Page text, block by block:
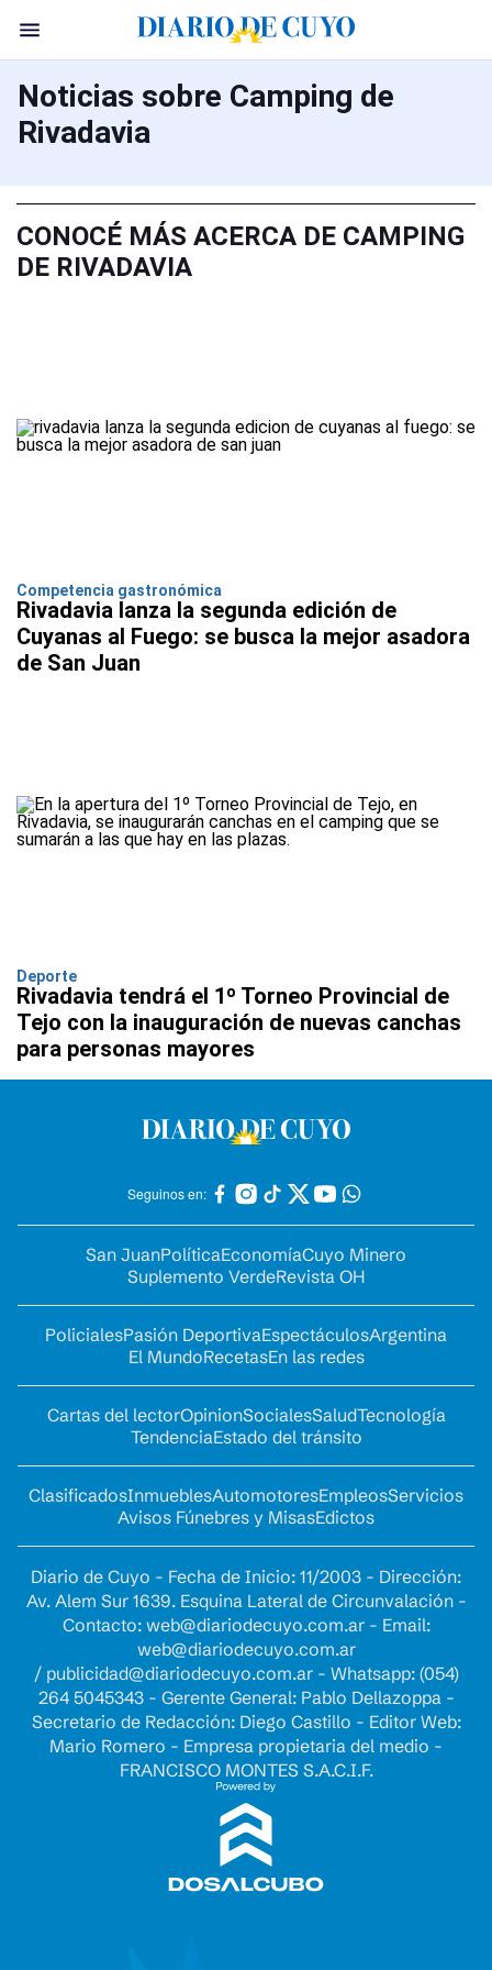
Noticias sobre Camping de
Rivadavia
CONOCÉ MÁS ACERCA DE CAMPING
DE RIVADAVIA
Competencia gastronómica
Rivadavia lanza la segunda edición de
Cuyanas al Fuego: se busca la mejor asadora
de San Juan
Deporte
Rivadavia tendrá el 1º Torneo Provincial de
Tejo con la inauguración de nuevas canchas
para personas mayores
Seguinos en:
San JuanPolíticaEconomíaCuyo Minero
Suplemento VerdeRevista OH
PolicialesPasión DeportivaEspectáculosArgentina
El MundoRecetasEn las redes
Cartas del lectorOpinionSocialesSaludTecnología
TendenciaEstado del tránsito
ClasificadosInmueblesAutomotoresEmpleosServicios
Avisos Fúnebres y MisasEdictos
Diario de Cuyo - Fecha de Inicio: 11/2003 - Dirección:
Av. Alem Sur 1639. Esquina Lateral de Circunvalación -
Contacto: web@diariodecuyo.com.ar- Email:
web@diariodecuyo.com.ar
/ publicidad@diariodecuyo.com.ar- Whatsapp: (054)
264 5045343 - Gerente General: Pablo Dellazoppa -
Secretario de Redacción: Diego Castillo - Editor Web:
Mario Romero - Empresa propietaria del medio -
FRANCISCO MONTES S.A.C.I.F.